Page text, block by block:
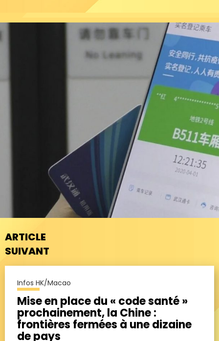
ARTICLE
SUIVANT
Infos HK/Macao
Mise en place du « code santé »
prochainement, la Chine :
frontières fermées à une dizaine
de pays